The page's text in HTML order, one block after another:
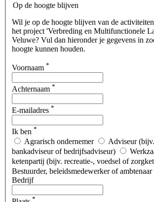
Op de hoogte blijven
Wil je op de hoogte blijven van de
het project 'Verbreding en Multifunctionele
Veluwe? Vul dan hieronder je gegevens in
hoogte kunnen houden.
Voornaam *
Achternaam *
E-mailadres *
Ik ben *
Agrarisch ondernemer
bankadviseur of bedrijfsadviseur)
ketenpartij (bijv. recreatie-, voedsel of
Bestuurder, beleidsmedewerker of ambtenaar
Bedrijf
*